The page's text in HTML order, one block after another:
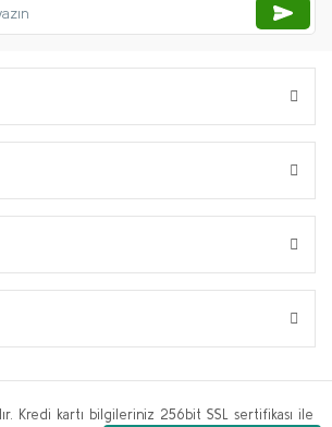
Kredi kartı bilgileriniz 256bit SSL sertifikası ile